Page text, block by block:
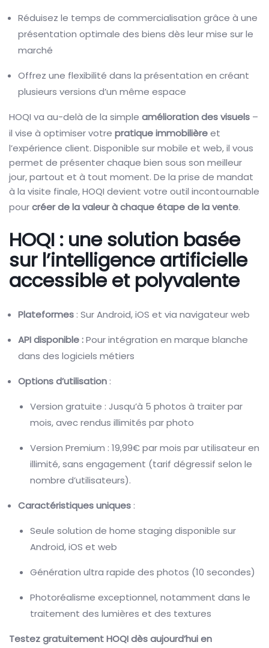
Réduisez le temps de commercialisation grâce à une
présentation optimale des biens dès leur mise sur le
marché
Offrez une flexibilité dans la présentation en créant
plusieurs versions d’un même espace
HOQI va au-delà de la simple amélioration des visuels –
il vise à optimiser votre pratique immobilièreet
l’expérience client. Disponible sur mobile et web, il vous
permet de présenter chaque bien sous son meilleur
jour, partout et à tout moment. De la prise de mandat
à la visite finale, HOQI devient votre outil incontournable
pourcréer de la valeur à chaque étape de la vente.
HOQI : une solution basée
sur l’intelligence artificielle
accessible et polyvalente
Plateformes : Sur Android, iOS et via navigateur web
API disponible :Pour intégration en marque blanche
dans des logiciels métiers
Options d’utilisation :
Version gratuite : Jusqu’à 5 photos à traiter par
mois, avec rendus illimités par photo
Version Premium : 19,99€ par mois par utilisateur en
illimité, sans engagement (tarif dégressif selon le
nombre d’utilisateurs).
Caractéristiques uniques :
Seule solution de home staging disponible sur
Android, iOS et web
Génération ultra rapide des photos (10 secondes)
Photoréalisme exceptionnel, notamment dans le
traitement des lumières et des textures
Testez gratuitement HOQI dès aujourd’hui en